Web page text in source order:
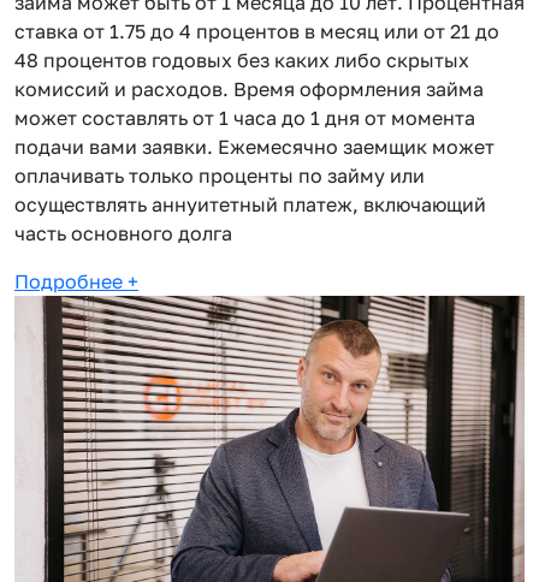
ставка от 1.75 до 4 процентов в месяц или от 21 до
48 процентов годовых без каких либо скрытых
комиссий и расходов. Время оформления займа
может составлять от 1 часа до 1 дня от момента
подачи вами заявки. Ежемесячно заемщик может
оплачивать только проценты по займу или
осуществлять аннуитетный платеж, включающий
часть основного долга
Подробнее +